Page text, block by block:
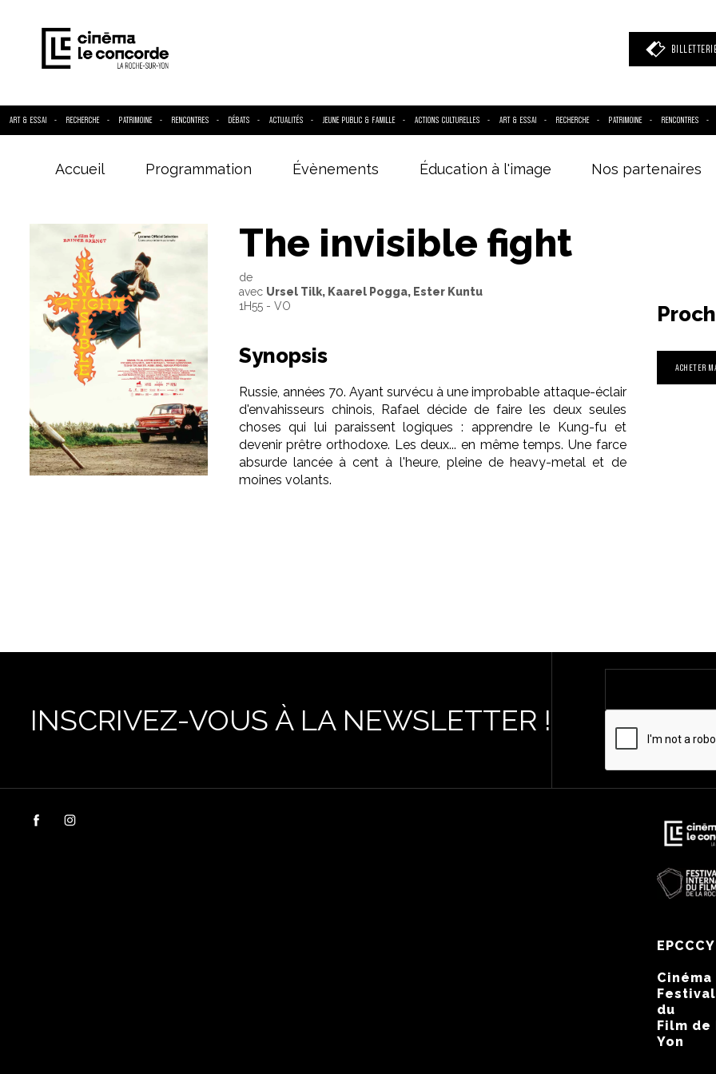
ART & ESSAI RECHERCHE PATRIMOINE RENCONTRES DÉBATS ACTUALITÉS JEUNE PUBLIC & FAMILLE ACTIONS CULTURELLES ART & ESSAI RECHERCHE PATRIMOINE RENCONTRES
Accueil Programmation Évènements Éducation à l'image Nos partenaires
The invisible fight
de
avec Ursel Tilk, Kaarel Pogga, Ester Kuntu
1H55 - VO
Synopsis
Russie, années 70. Ayant survécu à une improbable attaque-éclair
d'envahisseurs chinois, Rafael décide de faire les deux seules
choses qui lui paraissent logiques : apprendre le Kung-fu et
devenir prêtre orthodoxe. Les deux... en même temps. Une farce
absurde lancée à cent à l'heure, pleine de heavy-metal et de
moines volants.
ACHETER
INSCRIVEZ-VOUS À LA NEWSLETTER !
EPCCCY
du
Film de
Yon